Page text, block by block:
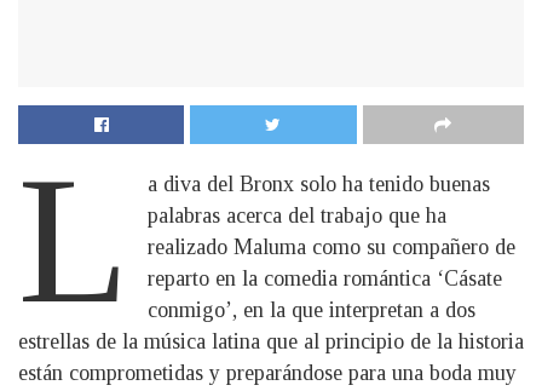
L
a diva del Bronx solo ha tenido buenas
palabras acerca del trabajo que ha
realizado Maluma como su compañero de
reparto en la comedia romántica ‘Cásate
conmigo’, en la que interpretan a dos
estrellas de la música latina que al principio de la historia
están comprometidas y preparándose para una boda muy